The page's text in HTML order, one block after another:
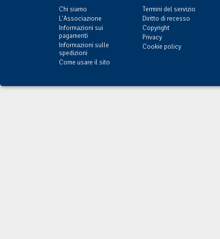
Chi siamo
L'Associazione
Informazioni sui
pagamenti
Informazioni sulle
spedizioni
Come usare il sito
Termini del servizio
Diritto di recesso
Copyright
Privacy
Cookie policy